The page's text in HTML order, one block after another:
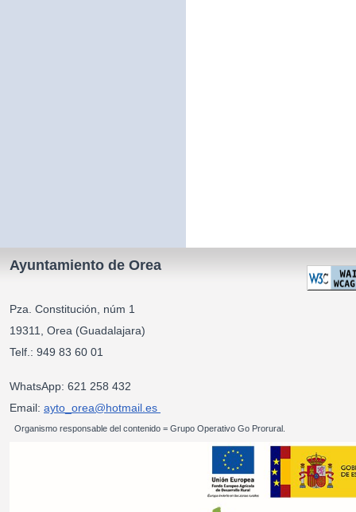
Ayuntamiento de Orea
Pza. Constitución, núm 1
19311, Orea (Guadalajara)
Telf.: 949 83 60 01
WhatsApp: 621 258 432
Email: ayto_orea@hotmail.es
Organismo responsable del contenido = Grupo Operativo Go Prorural.